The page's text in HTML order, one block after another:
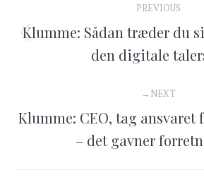
navigation
PREVIOUS
Previous
post:
Klumme: Sådan træder du
den digitale
NEXT
Next
post:
Klumme: CEO, tag ansvaret
– det gavner